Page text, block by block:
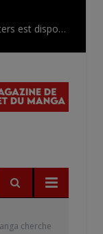
L’AnimeLand Hors-Série – Spécial Posters est disponible !
cherche